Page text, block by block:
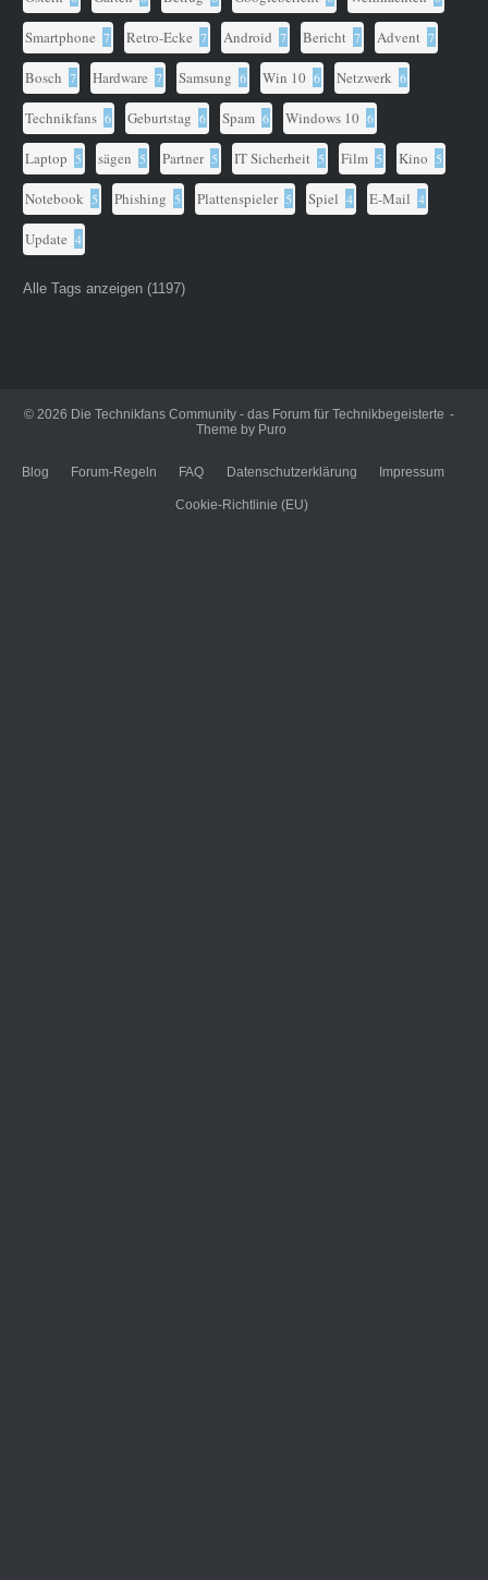
Smartphone 7 Retro-Ecke 7 Android 7 Bericht 7 Advent 7
Bosch 7 Hardware 7 Samsung 6 Win 10 6 Netzwerk 6
Technikfans 6 Geburtstag 6 Spam 6 Windows 10 6
Laptop 5 sägen 5 Partner 5 IT Sicherheit 5 Film 5 Kino 5
Notebook 5 Phishing 5 Plattenspieler 5 Spiel 4 E-Mail 4
Update 4
Alle Tags anzeigen (1197)
© 2026 Die Technikfans Community - das Forum für Technikbegeisterte
Theme by Puro
Blog Forum-Regeln FAQ Datenschutzerklärung Impressum
Cookie-Richtlinie (EU)